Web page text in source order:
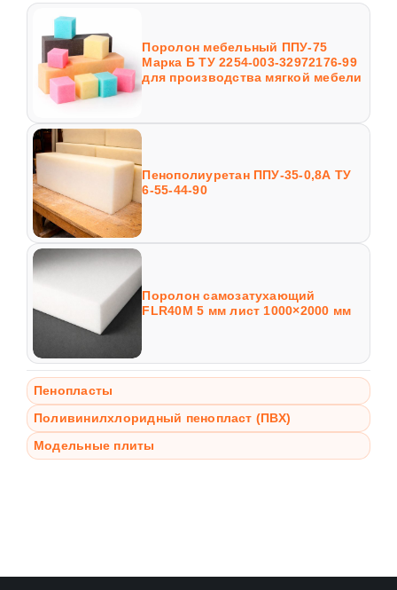
Поролон мебельный ППУ-75
Марка Б ТУ 2254-003-32972176-99
для производства мягкой мебели
Пенополиуретан ППУ-35-0,8А ТУ
6-55-44-90
Поролон самозатухающий
FLR40M 5 мм лист 1000×2000 мм
Пенопласты
Поливинилхлоридный пенопласт (ПВХ)
Модельные плиты